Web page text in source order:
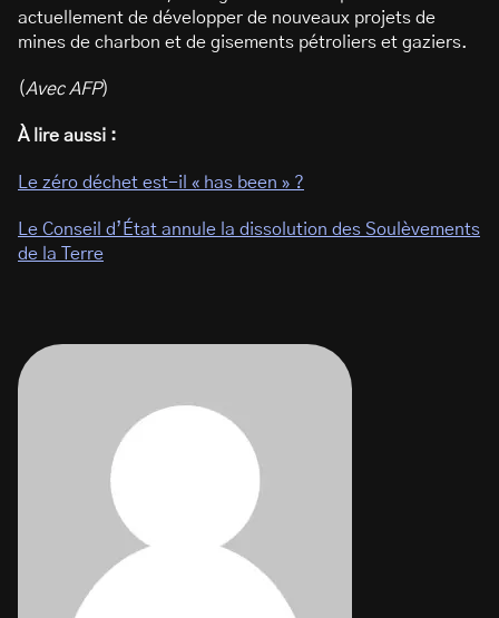
actuellement de développer de nouveaux projets de
mines de charbon et de gisements pétroliers et gaziers.
(Avec AFP)
À lire aussi :
Le zéro déchet est-il « has been » ?
Le Conseil d’État annule la dissolution des Soulèvements
de la Terre